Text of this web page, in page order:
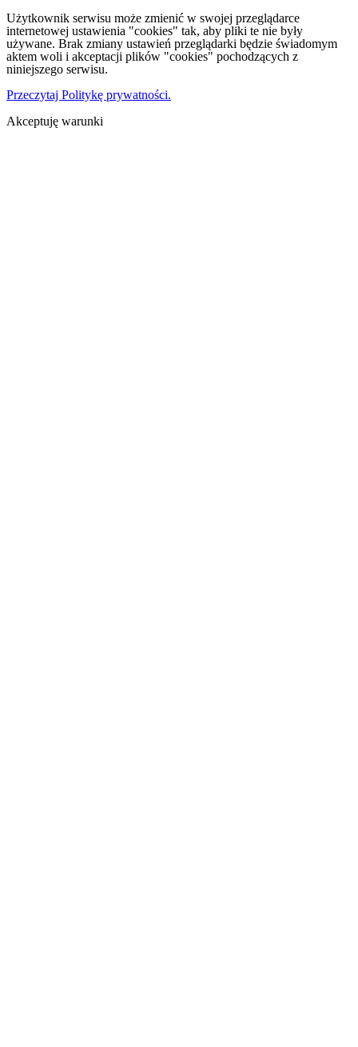
Użytkownik serwisu może zmienić w swojej przeglądarce
internetowej ustawienia "cookies" tak, aby pliki te nie były
używane. Brak zmiany ustawień przeglądarki będzie świadomym
aktem woli i akceptacji plików "cookies" pochodzących z
niniejszego serwisu.
Przeczytaj Politykę prywatności.
Akceptuję warunki